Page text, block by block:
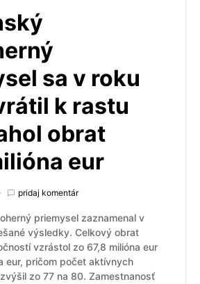
sa v roku
k rastu
obrat
eur
pridaj komentár
priemysel zaznamenal v
výsledky. Celkový obrat
vzrástol zo 67,8 milióna eur
eur, pričom počet aktívnych
zo 77 na 80. Zamestnanosť